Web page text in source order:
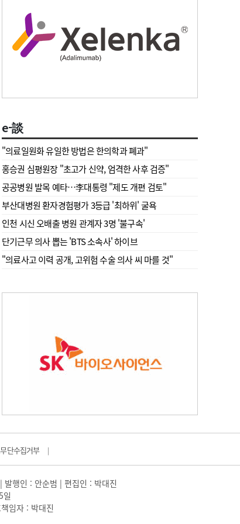
e-談
"의료일원화 유일한 방법은 한의학과 폐과"
홍승권 심평원장 " 초고가 신약, 엄격한 사후 검증"
공공병원 발목 예타…李대통령 "제도 개편 검토"
부산대병원 환자경험평가 3등급 '최하위' 굴욕
인천 시신 오배출 병원 관계자 3명 '불구속'
단기근무 의사 뽑는 'BTS 소속사' 하이브
"의료사고 이력 공개, 고위험 수술 의사 씨 마를 것"
단수집거부 |
행인 : 안순범 | 편집인 : 박대진
일
임자 : 박대진